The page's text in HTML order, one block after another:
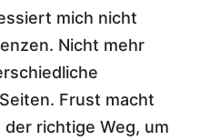
mich nicht
Nicht mehr
Frust macht
richtige Weg, um